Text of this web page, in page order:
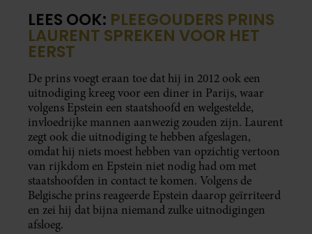
LEES OOK: PLEEGOUDERS PRINS
LAURENT SPREKEN VOOR HET
EERST
De prins voegt eraan toe dat hij in 2012 ook een
uitnodiging kreeg voor een diner in Parijs, waar
volgens Epstein een staatshoofd en welgestelde,
invloedrijke mannen aanwezig zouden zijn. Laurent
zegt ook die uitnodiging te hebben afgeslagen,
omdat hij niets moest hebben van opzichtig vertoon
van rijkdom en Epstein niet nodig had om met
staatshoofden in contact te komen. Volgens de
Belgische prins reageerde Epstein daarop geïrriteerd
en zei hij dat bijna niemand zulke uitnodigingen
afsloeg.